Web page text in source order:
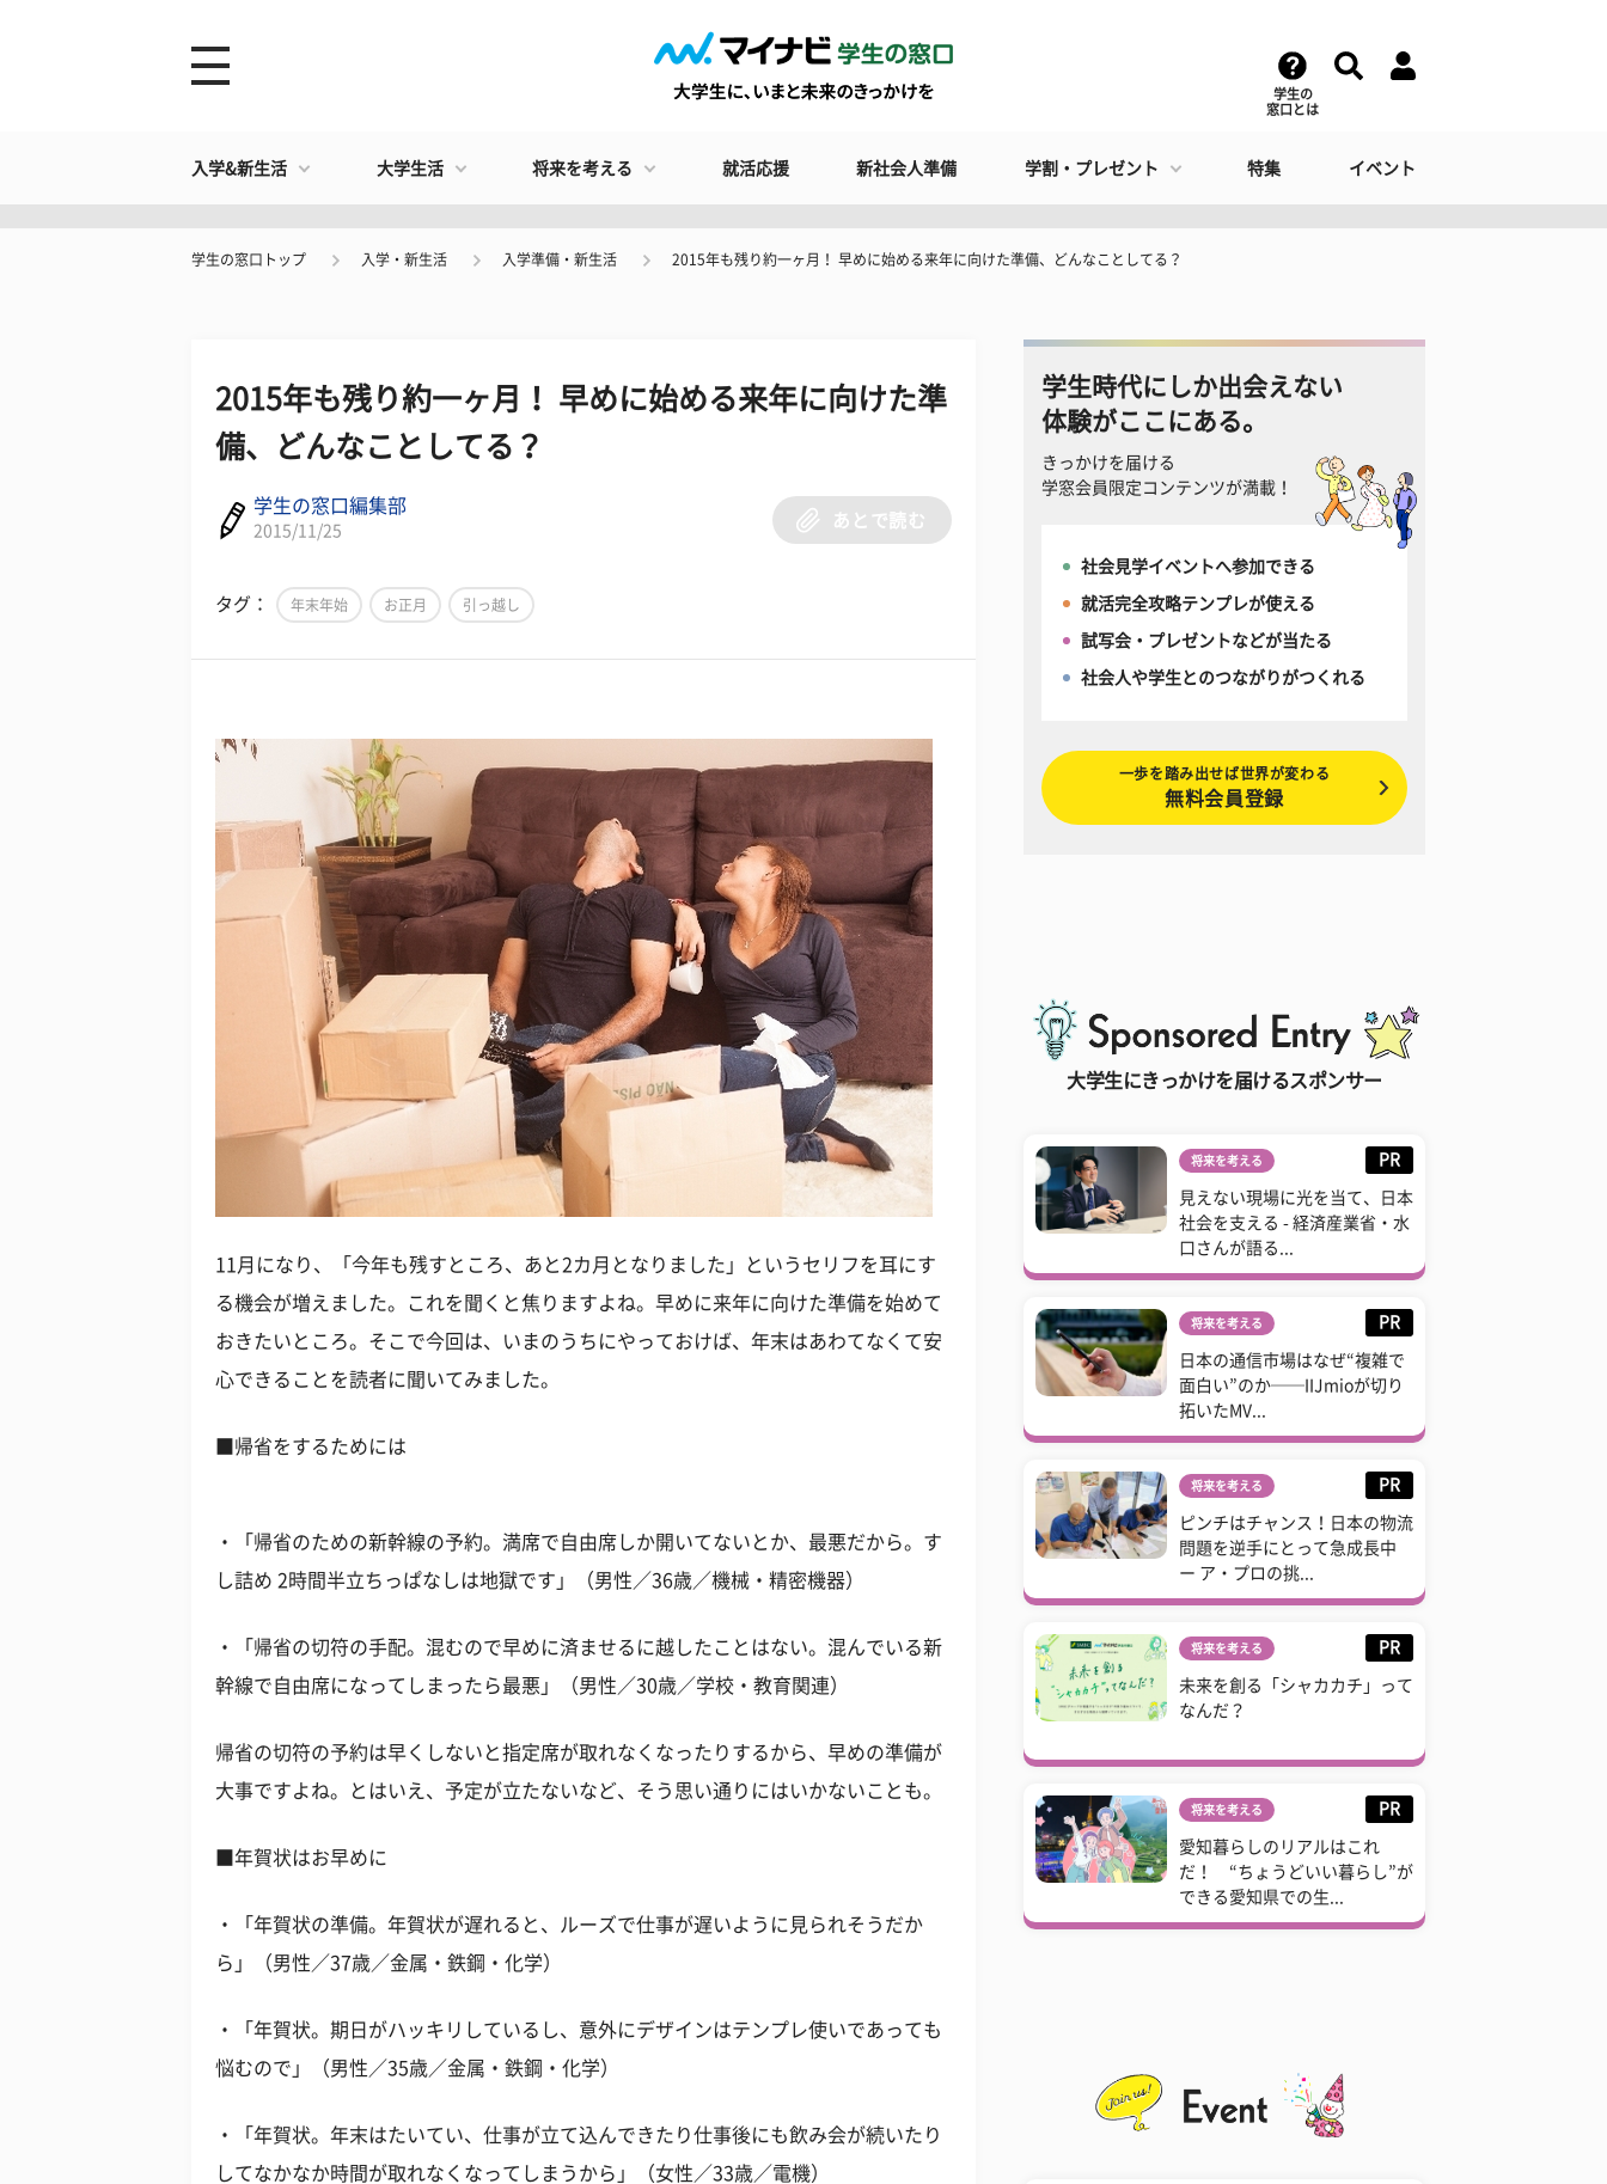
学生の
窓口とは
入学&新生活 大学生活 将来を考える 就活応援 新社会人準備 学割・プレゼント 特集 イベント
学生の窓口トップ 入学・新生活 入学準備・新生活 2015年も残り約一ヶ月！ 早めに始める来年に向けた準備、どんなことしてる？
2015年も残り約一ヶ月！ 早めに始める来年に向けた準
備、どんなことしてる？
学生の窓口編集部
2015/11/25
あとで読む
タグ： 年末年始 お正月 引っ越し
11月になり、「今年も残すところ、あと2カ月となりました」というセリフを耳にす
る機会が増えました。これを聞くと焦りますよね。早めに来年に向けた準備を始めて
おきたいところ。そこで今回は、いまのうちにやっておけば、年末はあわてなくて安
心できることを読者に聞いてみました。
■帰省をするためには
・「帰省のための新幹線の予約。満席で自由席しか開いてないとか、最悪だから。す
し詰め 2時間半立ちっぱなしは地獄です」（男性／36歳／機械・精密機器）
・「帰省の切符の手配。混むので早めに済ませるに越したことはない。混んでいる新
幹線で自由席になってしまったら最悪」（男性／30歳／学校・教育関連）
帰省の切符の予約は早くしないと指定席が取れなくなったりするから、早めの準備が
大事ですよね。とはいえ、予定が立たないなど、そう思い通りにはいかないことも。
■年賀状はお早めに
・「年賀状の準備。年賀状が遅れると、ルーズで仕事が遅いように見られそうだか
ら」（男性／37歳／金属・鉄鋼・化学）
・「年賀状。期日がハッキリしているし、意外にデザインはテンプレ使いであっても
悩むので」（男性／35歳／金属・鉄鋼・化学）
・「年賀状。年末はたいてい、仕事が立て込んできたり仕事後にも飲み会が続いたり
してなかなか時間が取れなくなってしまうから」（女性／33歳／電機）
学生時代にしか出会えない
体験がここにある。
きっかけを届ける
学窓会員限定コンテンツが満載！
社会見学イベントへ参加できる
就活完全攻略テンプレが使える
試写会・プレゼントなどが当たる
社会人や学生とのつながりがつくれる
一歩を踏み出せば世界が変わる
無料会員登録
大学生にきっかけを届けるスポンサー
将来を考える PR
見えない現場に光を当て、日本
社会を支える - 経済産業省・水
口さんが語る...
将来を考える PR
日本の通信市場はなぜ“複雑で
面白い”のか──IIJmioが切り
拓いたMV...
将来を考える PR
ピンチはチャンス！日本の物流
問題を逆手にとって急成長中
ー ア・プロの挑...
将来を考える PR
未来を創る「シャカカチ」って
なんだ？
将来を考える PR
愛知暮らしのリアルはこれ
だ！ “ちょうどいい暮らし”が
できる愛知県での生...